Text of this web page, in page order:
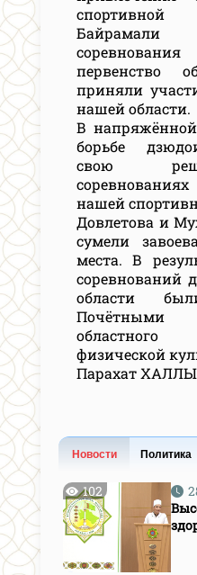
спортивной
первенство
приняли
нашей области.
В
борьбе
свою
нашей
Довлетова и
сумели
места. В
соревнований
области
физической
Парахат
Новости Политика
102